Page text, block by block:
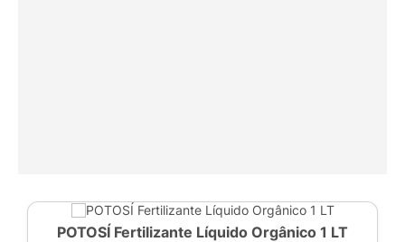
POTOSÍ Fertilizante Líquido Orgânico 1 LT